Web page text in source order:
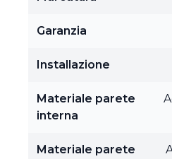
Garanzia
Installazione
Materiale parete
interna
Materiale parete